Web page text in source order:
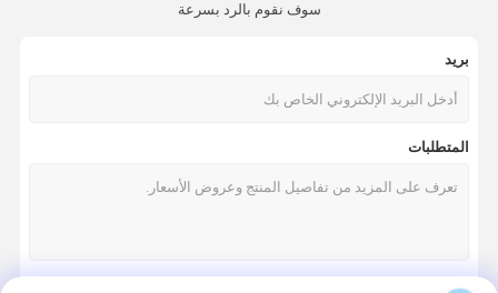
سوف نقوم بالرد بسرعة
بريد
المتطلبات